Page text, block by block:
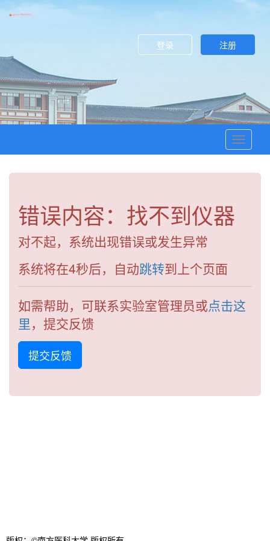
登录 注册
Toggle
错误内容：找不到仪器
对不起，系统出现错误或发生异常
系统将在4秒后，自动跳转到上个页面
如需帮助，可联系实验室管理员或点击这
里，提交反馈
提交反馈